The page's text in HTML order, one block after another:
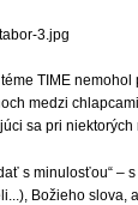
TIME
medzi
sa pri niektorých
s minulosťou“ –
Božieho